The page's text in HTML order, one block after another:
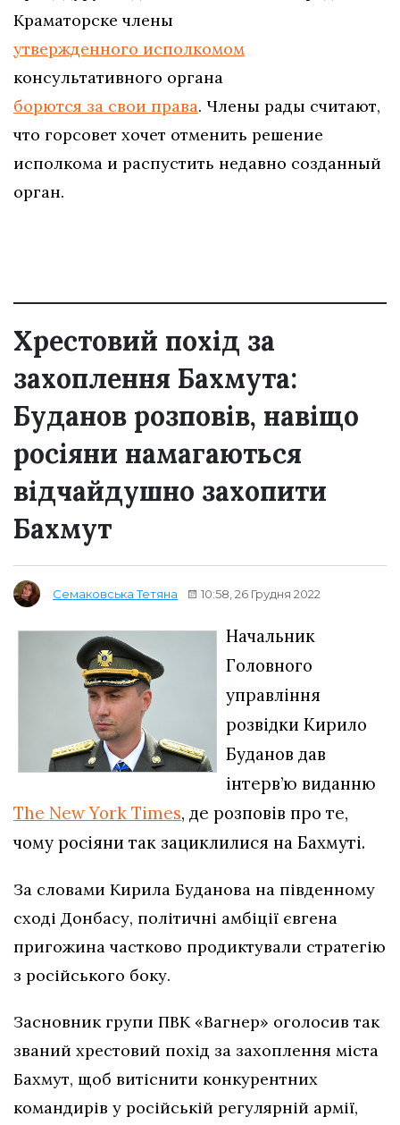
Краматорске члены
утвержденного исполкомом
консультативного органа
борются за свои права. Члены рады считают,
что горсовет хочет отменить решение
исполкома и распустить недавно созданный
орган.
Хрестовий похід за
захоплення Бахмута:
Буданов розповів, навіщо
росіяни намагаються
відчайдушно захопити
Бахмут
Семаковська Тетяна 10:58, 26 Грудня 2022
Начальник
Головного
управління
розвідки Кирило
Буданов дав
інтерв’ю виданню
The New York Times, де розповів про те,
чому росіяни так зациклилися на Бахмуті.
За словами Кирила Буданова на південному
сході Донбасу, політичні амбіції євгена
пригожина частково продиктували стратегію
з російського боку.
Засновник групи ПВК «Вагнер» оголосив так
званий хрестовий похід за захоплення міста
Бахмут, щоб витіснити конкурентних
командирів у російській регулярній армії,